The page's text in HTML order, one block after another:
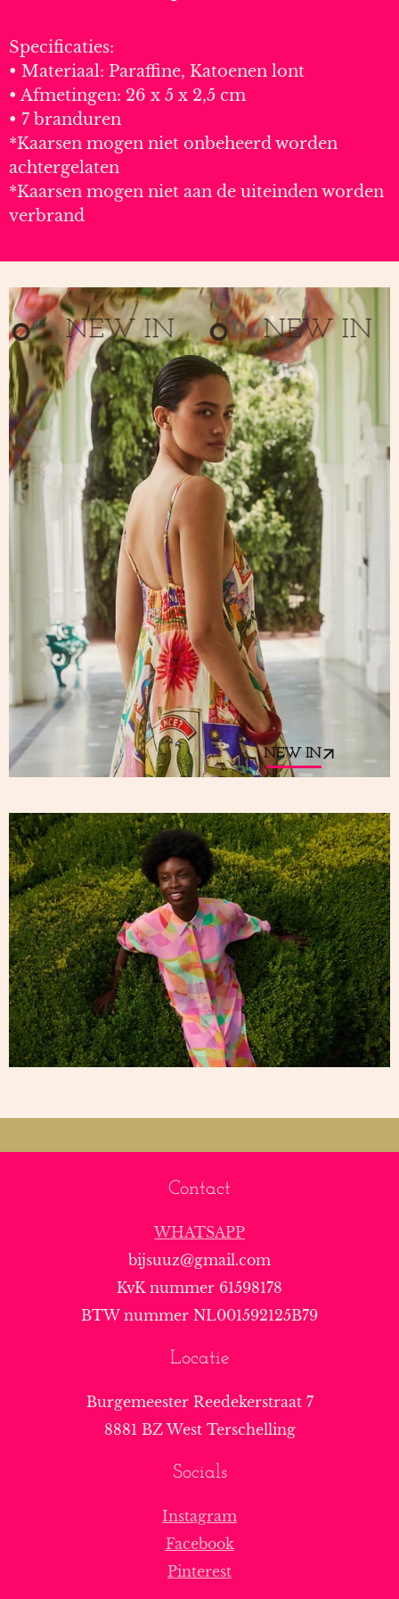
Specificaties:
• Materiaal: Paraffine, Katoenen lont
• Afmetingen: 26 x 5 x 2,5 cm
• 7 branduren
*Kaarsen mogen niet onbeheerd worden
achtergelaten
*Kaarsen mogen niet aan de uiteinden worden
verbrand
NEW IN NEW IN
NEW IN
Contact
WHATSAPP
bijsuuz@gmail.com
KvK nummer 61598178
BTW nummer NL001592125B79
Locatie
Burgemeester Reedekerstraat 7
8881 BZ West Terschelling
Socials
Instagram
Facebook
Pinterest